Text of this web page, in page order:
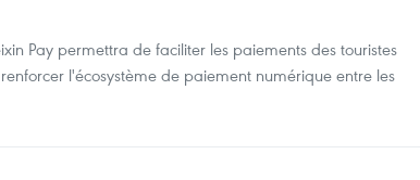
Pay permettra de faciliter les paiements des touristes
l'écosystème de paiement numérique entre les